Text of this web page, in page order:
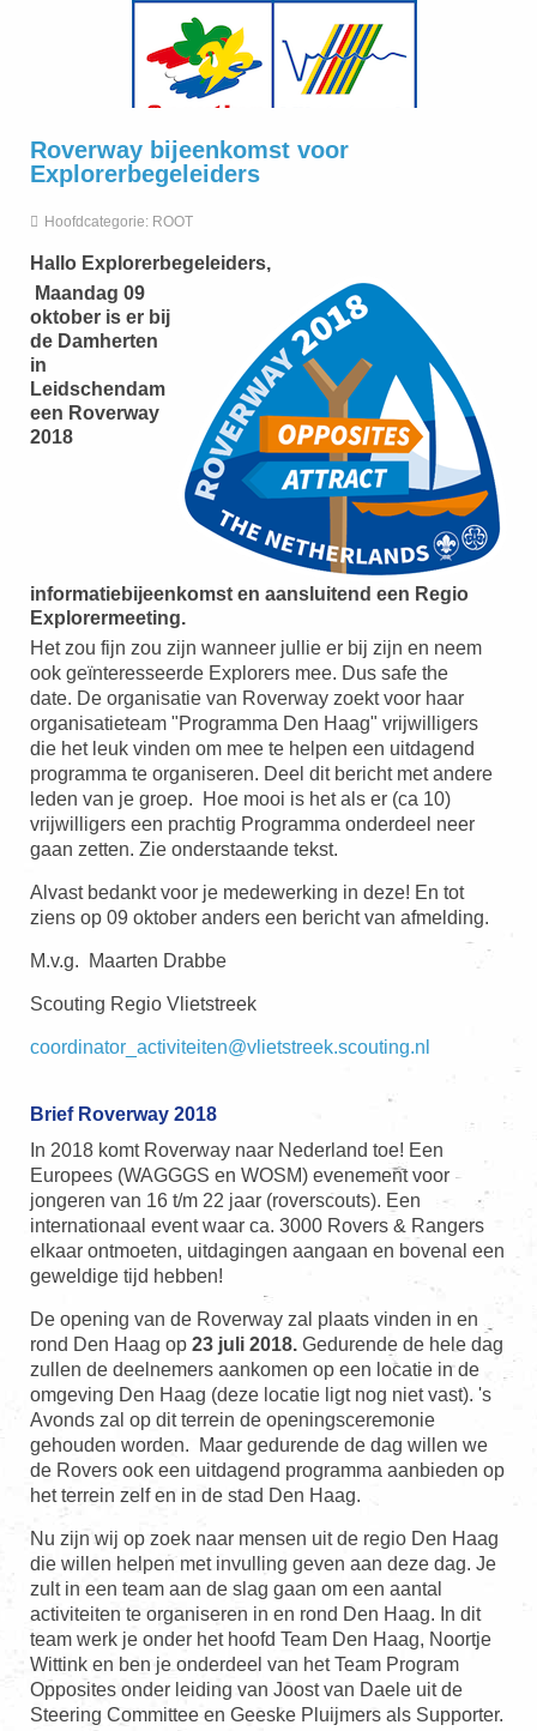
Roverway bijeenkomst voor
Explorerbegeleiders
Hoofdcategorie: ROOT
Hallo Explorerbegeleiders,
Maandag 09
oktober is er bij
de Damherten
in
Leidschendam
een Roverway
2018
informatiebijeenkomst en aansluitend een Regio
Explorermeeting.
Het zou fijn zou zijn wanneer jullie er bij zijn en neem
ook geïnteresseerde Explorers mee. Dus safe the
date. De organisatie van Roverway zoekt voor haar
organisatieteam "Programma Den Haag" vrijwilligers
die het leuk vinden om mee te helpen een uitdagend
programma te organiseren. Deel dit bericht met andere
leden van je groep. Hoe mooi is het als er (ca 10)
vrijwilligers een prachtig Programma onderdeel neer
gaan zetten. Zie onderstaande tekst.
Alvast bedankt voor je medewerking in deze! En tot
ziens op 09 oktober anders een bericht van afmelding.
M.v.g. Maarten Drabbe
Scouting Regio Vlietstreek
coordinator_activiteiten@vlietstreek.scouting.nl
Brief Roverway 2018
In 2018 komt Roverway naar Nederland toe! Een
Europees (WAGGGS en WOSM) evenement voor
jongeren van 16 t/m 22 jaar (roverscouts). Een
internationaal event waar ca. 3000 Rovers & Rangers
elkaar ontmoeten, uitdagingen aangaan en bovenal een
geweldige tijd hebben!
De opening van de Roverway zal plaats vinden in en
rond Den Haag op 23 juli 2018. Gedurende de hele dag
zullen de deelnemers aankomen op een locatie in de
omgeving Den Haag (deze locatie ligt nog niet vast). 's
Avonds zal op dit terrein de openingsceremonie
gehouden worden. Maar gedurende de dag willen we
de Rovers ook een uitdagend programma aanbieden op
het terrein zelf en in de stad Den Haag.
Nu zijn wij op zoek naar mensen uit de regio Den Haag
die willen helpen met invulling geven aan deze dag. Je
zult in een team aan de slag gaan om een aantal
activiteiten te organiseren in en rond Den Haag. In dit
team werk je onder het hoofd Team Den Haag, Noortje
Wittink en ben je onderdeel van het Team Program
Opposites onder leiding van Joost van Daele uit de
Steering Committee en Geeske Pluijmers als Supporter.